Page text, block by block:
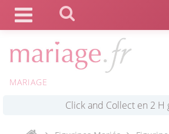
MARIAGE
Panneau de gestion des cookies